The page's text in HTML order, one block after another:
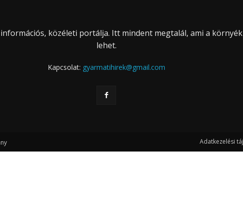
közéleti portálja. Itt mindent megtalál, ami a
lehet.
Kapcsolat: gyarmatihirek@gmail.com
Adatkezelési